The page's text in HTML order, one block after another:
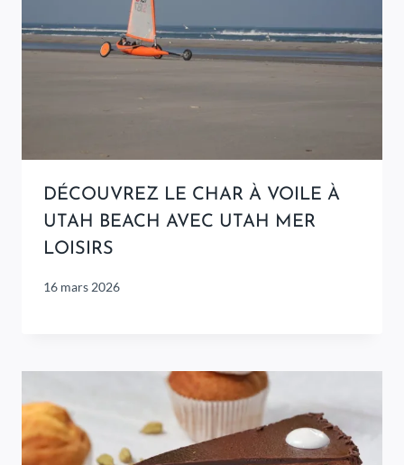
DÉCOUVREZ LE CHAR À VOILE À
UTAH BEACH AVEC UTAH MER
LOISIRS
16 mars 2026